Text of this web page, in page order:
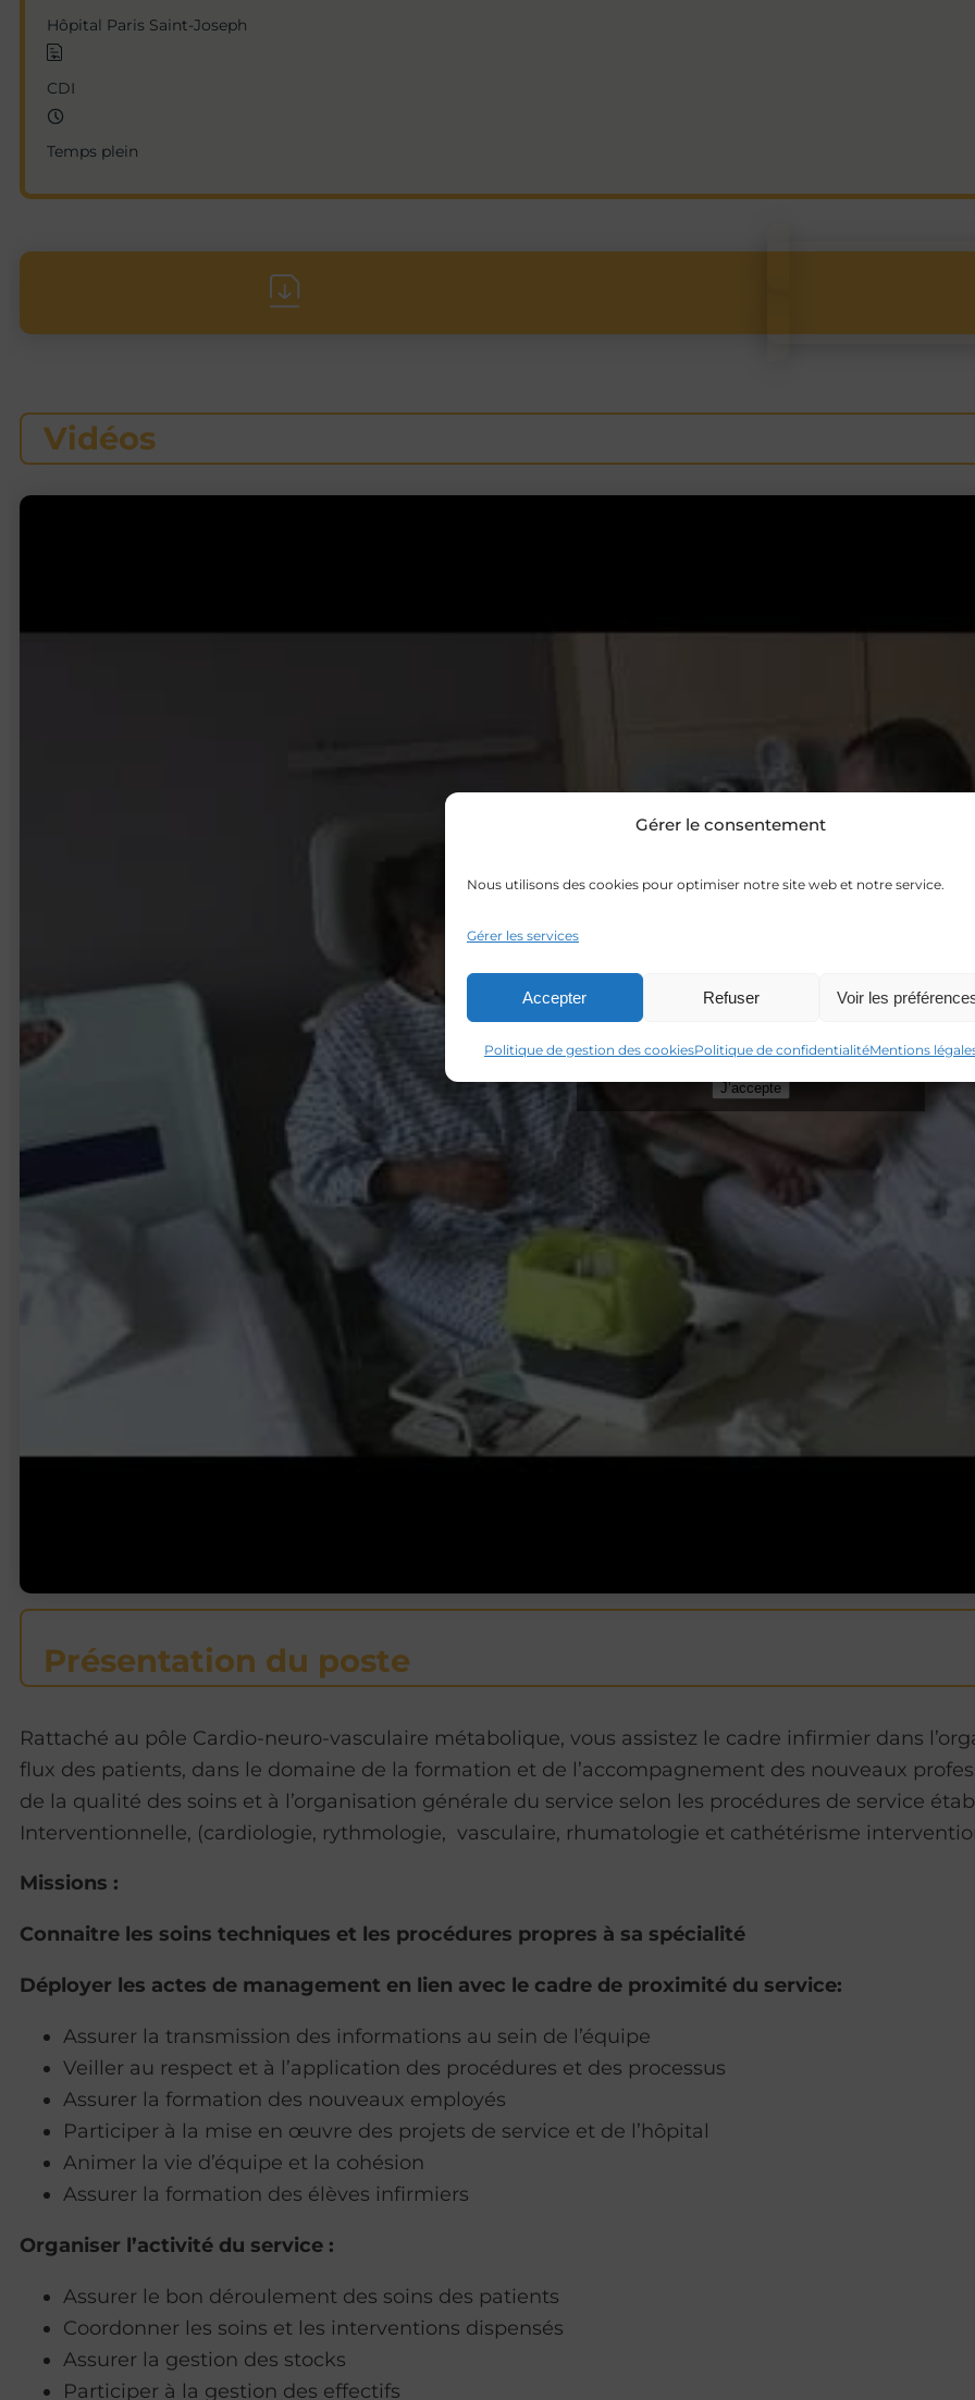
Gérer le consentement
Nous utilisons des cookies pour optimiser notre site web et notre service.
Gérer les services
Accepter Refuser Voir les
Politique de gestion des cookiesPolitique de confidentialitéMentions
Hôpital Paris Saint-Joseph
CDI
Temps plein
Vidéos
Cliquez sur « J’accepte » pour activer
Politique de gestion des cookies
J’accepte
Présentation du poste
Rattaché au pôle Cardio-neuro-vasculaire métabolique, vous assistez le cadre infirmier dans
flux des patients, dans le domaine de la formation et de l’accompagnement des nouveaux
de la qualité des soins et à l’organisation générale du service selon les procédures de service
Interventionnelle, (cardiologie, rythmologie, vasculaire, rhumatologie et cathétérisme
Missions :
Connaitre les soins techniques et les procédures propres à sa spécialité
Déployer les actes de management en lien avec le cadre de proximité du service:
Assurer la transmission des informations au sein de l’équipe
Veiller au respect et à l’application des procédures et des processus
Assurer la formation des nouveaux employés
Participer à la mise en œuvre des projets de service et de l’hôpital
Animer la vie d’équipe et la cohésion
Assurer la formation des élèves infirmiers
Organiser l’activité du service:
Assurer le bon déroulement des soins des patients
Coordonner les soins et les interventions dispensés
Assurer la gestion des stocks
Participer à la gestion des effectifs